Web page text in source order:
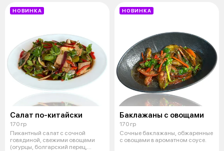
НОВИНКА
Салат по-китайски
170 гр
Пикантный салат с сочной
говядиной, свежими овощами
(огурцы, болгарский перец,
НОВИНКА
Баклажаны с овощами
170 гр
Сочные баклажаны, обжаренные
с овощами в ароматном соусе.